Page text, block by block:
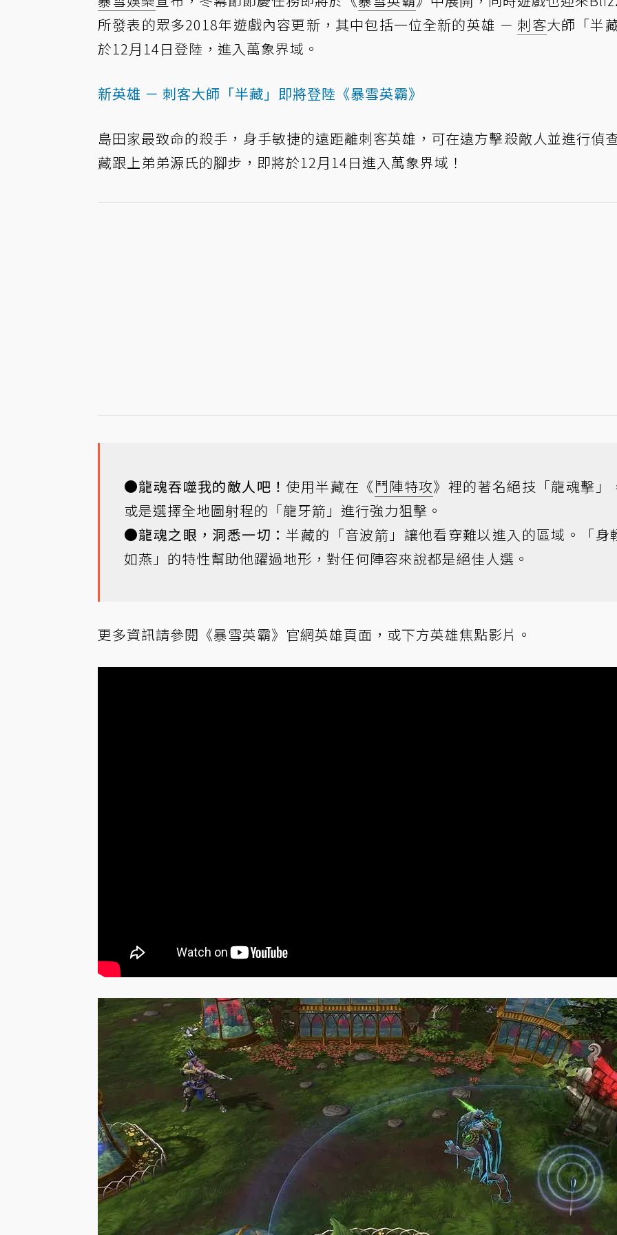
所發表的眾多2018年遊戲內容更新，其中包括一位全新的英雄 － 刺客大師「半
於12月14日登陸，進入萬象界域。
新英雄 － 刺客大師「半藏」即將登陸《暴雪英霸》
島田家最致命的殺手，身手敏捷的遠距離刺客英雄，可在遠方擊殺敵人並進行偵
藏跟上弟弟源氏的腳步，即將於12月14日進入萬象界域！
●龍魂吞噬我的敵人吧！ 使用半藏在《鬥陣特攻》裡的著名絕技「龍魂擊」
或是選擇全地圖射程的「龍牙箭」進行強力狙擊。
●龍魂之眼，洞悉一切：半藏的「音波箭」讓他看穿難以進入的區域。「身
如燕」的特性幫助他躍過地形，對任何陣容來說都是絕佳人選。
更多資訊請參閱 《暴雪英霸》官網英雄頁面 ，或下方英雄焦點影片。